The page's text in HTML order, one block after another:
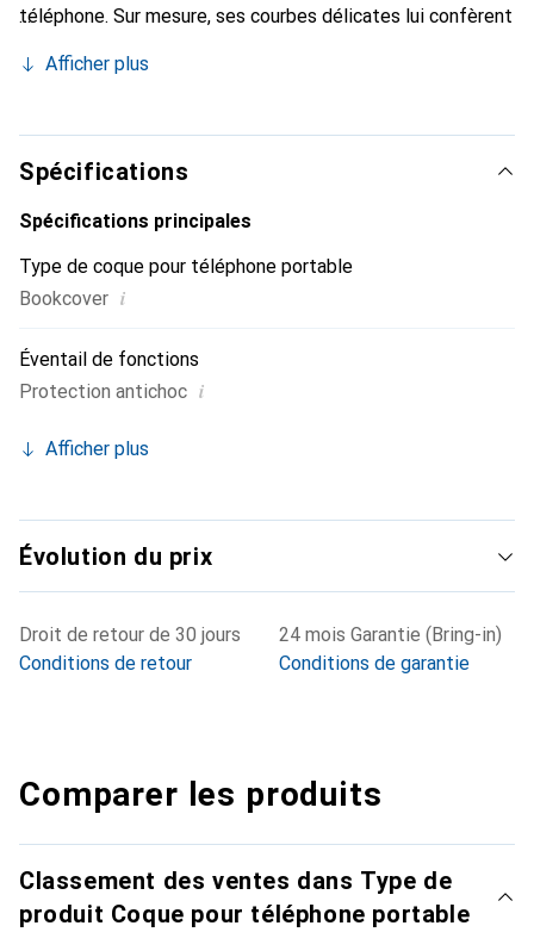
téléphone. Sur mesure, ses courbes délicates lui confèrent
et indispensable pour votre smartphone. Reconnaissante à
marque Noreve est un choix sûr pour une clientèle
exigeante.
Afficher plus
Spécifications
Spécifications principales
Type de coque pour téléphone portable
Bookcover i
Éventail de fonctions
Protection antichoc i
Afficher plus
Évolution du prix
Droit de retour de 30 jours
Conditions de retour
24 mois Garantie (Bring-in)
Conditions de garantie
Comparer les produits
Classement des ventes dans Type de
produit Coque pour téléphone portable